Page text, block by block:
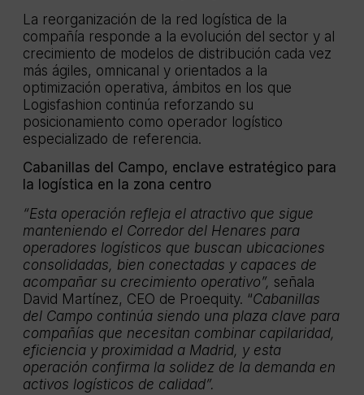
La reorganización de la red logística de la
compañía responde a la evolución del sector y al
crecimiento de modelos de distribución cada vez
más ágiles, omnicanal y orientados a la
optimización operativa, ámbitos en los que
Logisfashion continúa reforzando su
posicionamiento como operador logístico
especializado de referencia.
Cabanillas del Campo, enclave estratégico para
la logística en la zona centro
“Esta operación refleja el atractivo que sigue
manteniendo el Corredor del Henares para
operadores logísticos que buscan ubicaciones
consolidadas, bien conectadas y capaces de
acompañar su crecimiento operativo”, señala
David Martínez, CEO de Proequity. “Cabanillas
del Campo continúa siendo una plaza clave para
compañías que necesitan combinar capilaridad,
eficiencia y proximidad a Madrid, y esta
operación confirma la solidez de la demanda en
activos logísticos de calidad”.